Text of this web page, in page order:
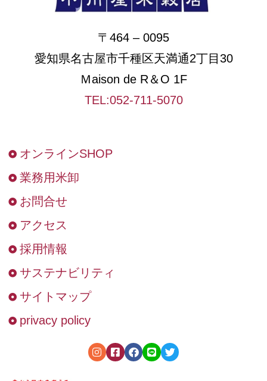
〒464 – 0095
愛知県名古屋市千種区天満通2丁目30
Ｍaison de R＆O 1F
TEL:052-711-5070
オンラインSHOP
業務用米卸
お問合せ
アクセス
採用情報
サステナビリティ
サイトマップ
privacy policy